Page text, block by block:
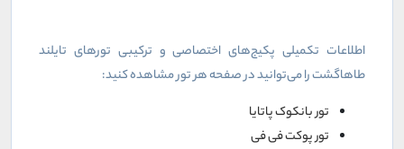
اطلاعات تکمیلی پکیج‌های اختصاصی و ترکیبی تورهای تایلند
طاهاگشت را می‌توانید در صفحه هر تور مشاهده کنید:‌
تور بانکوک پاتایا
تور پوکت فی فی